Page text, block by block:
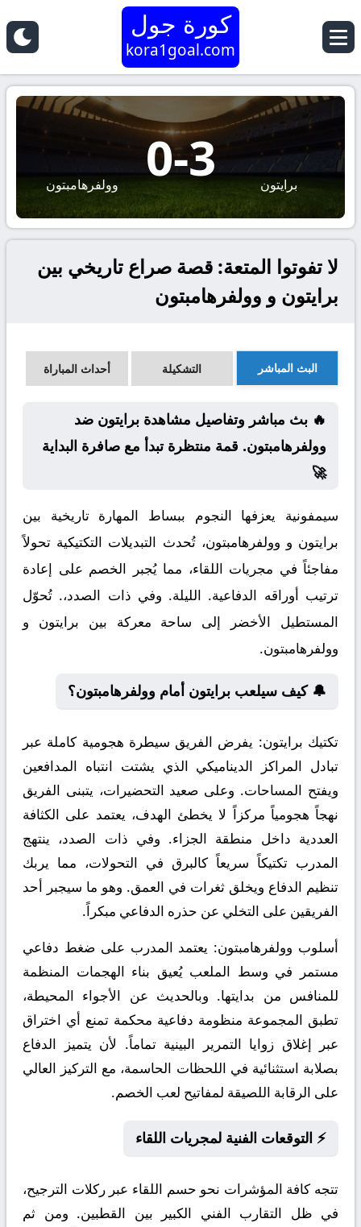
كورة جول
kora1goal.com
برايتون 3
-
0 وولفرهامبتون
لا تفوتوا المتعة: قصة صراع تاريخي بين
برايتون و وولفرهامبتون
البث المباشر التشكيلة أحداث المباراة
🔥 بث مباشر وتفاصيل مشاهدة برايتون ضد
وولفرهامبتون. قمة منتظرة تبدأ مع صافرة البداية
🚀
سيمفونية يعزفها النجوم ببساط المهارة تاريخية بين
برايتون و وولفرهامبتون، تُحدث التبديلات التكتيكية تحولاً
مفاجئاً في مجريات اللقاء، مما يُجبر الخصم على إعادة
ترتيب أوراقه الدفاعية. الليلة. وفي ذات الصدد،. تُحوّل
المستطيل الأخضر إلى ساحة معركة بين برايتون و
وولفرهامبتون.
🔔 كيف سيلعب برايتون أمام وولفرهامبتون؟
تكتيك برايتون: يفرض الفريق سيطرة هجومية كاملة عبر
تبادل المراكز الديناميكي الذي يشتت انتباه المدافعين
ويفتح المساحات. وعلى صعيد التحضيرات، يتبنى الفريق
نهجاً هجومياً مركزاً لا يخطئ الهدف، يعتمد على الكثافة
العددية داخل منطقة الجزاء. وفي ذات الصدد، ينتهج
المدرب تكتيكاً سريعاً كالبرق في التحولات، مما يربك
تنظيم الدفاع ويخلق ثغرات في العمق. وهو ما سيجبر أحد
الفريقين على التخلي عن حذره الدفاعي مبكراً.
أسلوب وولفرهامبتون: يعتمد المدرب على ضغط دفاعي
مستمر في وسط الملعب يُعيق بناء الهجمات المنظمة
للمنافس من بدايتها. وبالحديث عن الأجواء المحيطة،
تطبق المجموعة منظومة دفاعية محكمة تمنع أي اختراق
عبر إغلاق زوايا التمرير البينية تماماً. لأن يتميز الدفاع
بصلابة استثنائية في اللحظات الحاسمة، مع التركيز العالي
على الرقابة اللصيقة لمفاتيح لعب الخصم.
⚡ التوقعات الفنية لمجريات اللقاء
تتجه كافة المؤشرات نحو حسم اللقاء عبر ركلات الترجيح،
في ظل التقارب الفني الكبير بين القطبين. ومن ثم